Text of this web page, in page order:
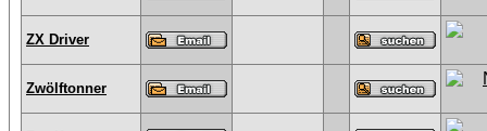
ZX Driver
Zwölftonner